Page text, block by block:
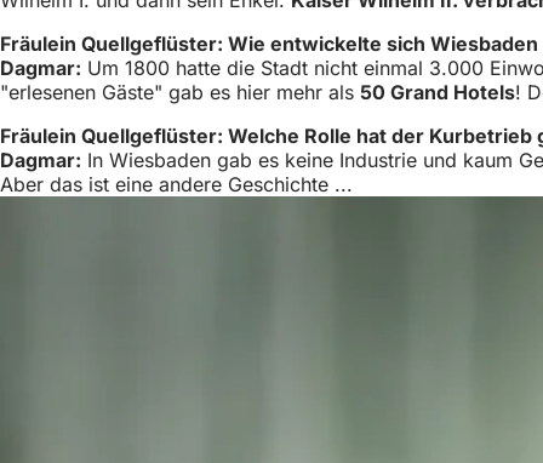
Fräulein Quellgeflüster: Wie entwickelte sich
Dagmar: Um 1800 hatte die Stadt nicht einmal 3.000
"erlesenen Gäste" gab es hier mehr als 50 Grand Hotels!
Fräulein Quellgeflüster: Welche Rolle hat der Kurbetrieb
Dagmar: In Wiesbaden gab es keine Industrie und kaum
Aber das ist eine andere Geschichte ...